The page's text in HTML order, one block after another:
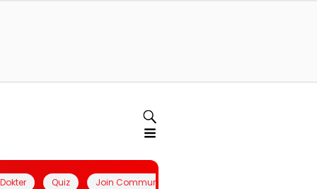
Quiz Join Community